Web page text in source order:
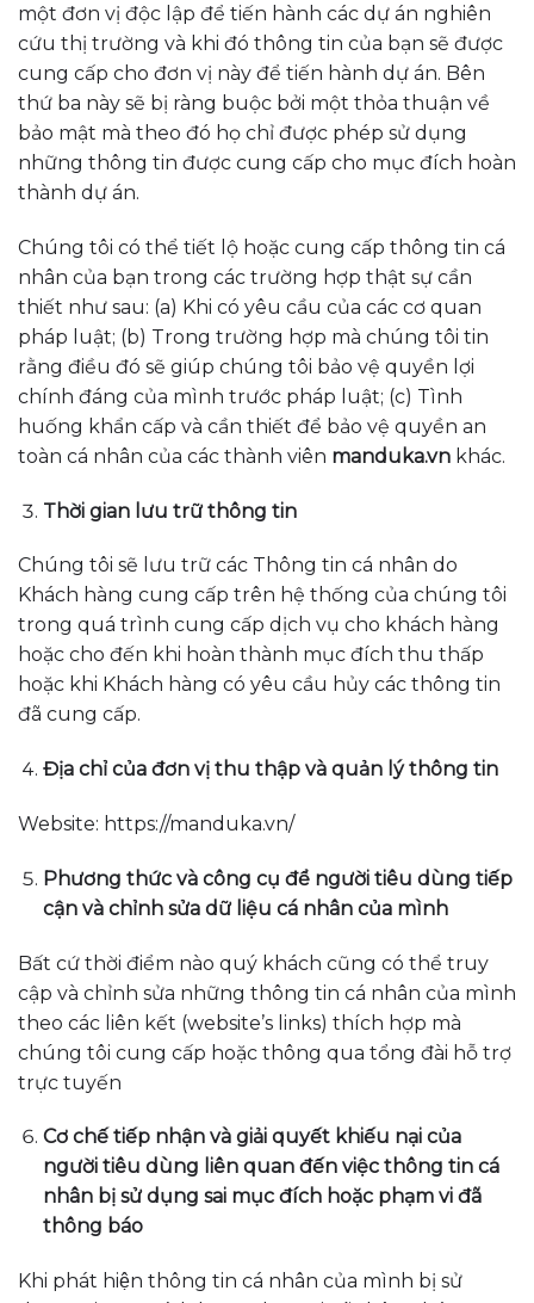
một đơn vị độc lập để tiến hành các dự án nghiên
cứu thị trường và khi đó thông tin của bạn sẽ được
cung cấp cho đơn vị này để tiến hành dự án. Bên
thứ ba này sẽ bị ràng buộc bởi một thỏa thuận về
bảo mật mà theo đó họ chỉ được phép sử dụng
những thông tin được cung cấp cho mục đích hoàn
thành dự án.
Chúng tôi có thể tiết lộ hoặc cung cấp thông tin cá
nhân của bạn trong các trường hợp thật sự cần
thiết như sau: (a) Khi có yêu cầu của các cơ quan
pháp luật; (b) Trong trường hợp mà chúng tôi tin
rằng điều đó sẽ giúp chúng tôi bảo vệ quyền lợi
chính đáng của mình trước pháp luật; (c) Tình
huống khẩn cấp và cần thiết để bảo vệ quyền an
toàn cá nhân của các thành viên manduka.vn khác.
Thời gian lưu trữ thông tin
Chúng tôi sẽ lưu trữ các Thông tin cá nhân do
Khách hàng cung cấp trên hệ thống của chúng tôi
trong quá trình cung cấp dịch vụ cho khách hàng
hoặc cho đến khi hoàn thành mục đích thu thấp
hoặc khi Khách hàng có yêu cầu hủy các thông tin
đã cung cấp.
Địa chỉ của đơn vị thu thập và quản lý thông tin
Website: https://manduka.vn/
Phương thức và công cụ để người tiêu dùng tiếp
cận và chỉnh sửa dữ liệu cá nhân của mình
Bất cứ thời điểm nào quý khách cũng có thể truy
cập và chỉnh sửa những thông tin cá nhân của mình
theo các liên kết (website’s links) thích hợp mà
chúng tôi cung cấp hoặc thông qua tổng đài hỗ trợ
trực tuyến
Cơ chế tiếp nhận và giải quyết khiếu nại của
người tiêu dùng liên quan đến việc thông tin cá
nhân bị sử dụng sai mục đích hoặc phạm vi đã
thông báo
Khi phát hiện thông tin cá nhân của mình bị sử